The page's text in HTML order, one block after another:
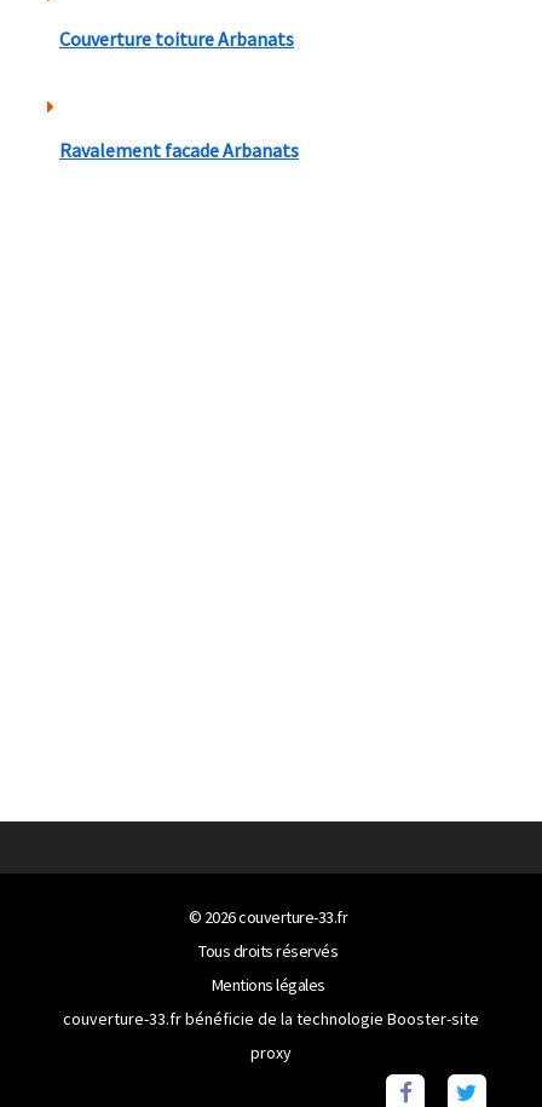
Couverture toiture Arbanats
Ravalement facade Arbanats
© 2026couverture-33.fr
Tous droits réservés
Mentions légales
couverture-33.fr bénéficie de la technologie Booster-site
proxy